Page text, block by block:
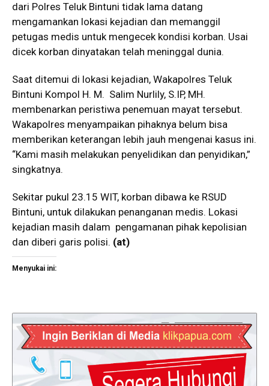
dari Polres Teluk Bintuni tidak lama datang
mengamankan lokasi kejadian dan memanggil
petugas medis untuk mengecek kondisi korban. Usai
dicek korban dinyatakan telah meninggal dunia.
Saat ditemui di lokasi kejadian, Wakapolres Teluk
Bintuni Kompol H. M. Salim Nurlily, S.IP, MH.
membenarkan peristiwa penemuan mayat tersebut.
Wakapolres menyampaikan pihaknya belum bisa
memberikan keterangan lebih jauh mengenai kasus ini.
“Kami masih melakukan penyelidikan dan penyidikan,”
singkatnya.
Sekitar pukul 23.15 WIT, korban dibawa ke RSUD
Bintuni, untuk dilakukan penanganan medis. Lokasi
kejadian masih dalam pengamanan pihak kepolisian
dan diberi garis polisi. (at)
Menyukai ini: